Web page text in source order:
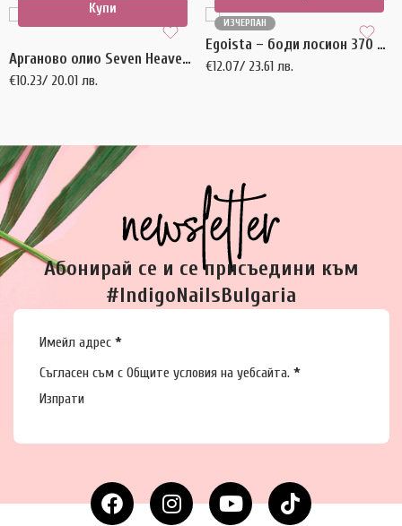
Купи
Арганово олио Seven Heaven Bling-Bling 100 мл.
€10.23/ 20.01 лв.
ИЗЧЕРПАН
Egoista – боди лосион 370 мл.
€12.07/ 23.61 лв.
Абонирай се и се присъедини към
#IndigoNailsBulgaria
Section
Имейл адрес *
Съгласен съм с Общите условияна уебсайта. *
Изпрати